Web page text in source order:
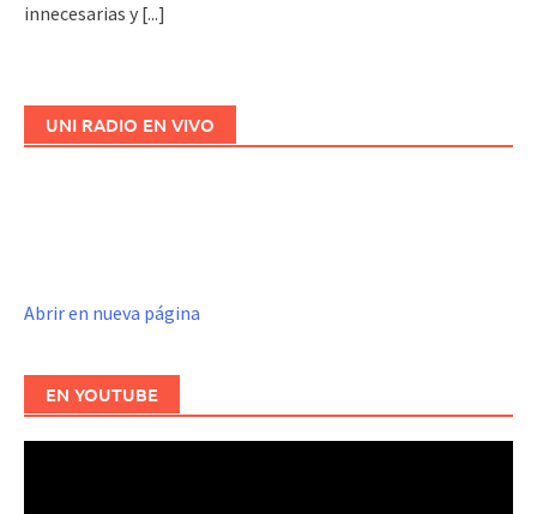
innecesarias y [...]
UNI RADIO EN VIVO
Abrir en nueva página
EN YOUTUBE